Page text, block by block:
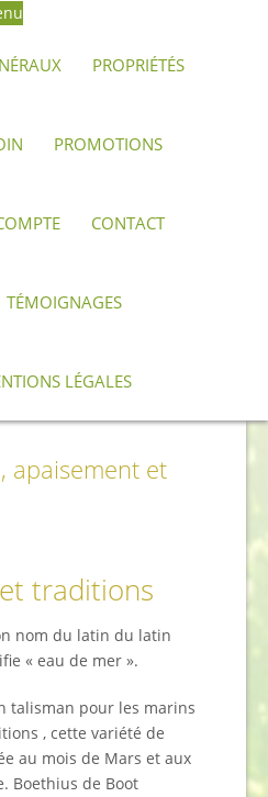
PROPRIÉTÉS
PROMOTIONS
CONTACT
TÉMOIGNAGES
LÉGALES
apaisement et
traditions
nom du latin du latin
« eau de mer ».
talisman pour les marins
, cette variété de
au mois de Mars et aux
Boethius de Boot